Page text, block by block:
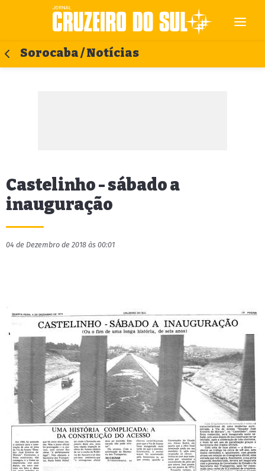
Sorocaba / Notícias
Castelinho - sábado a
inauguração
04 de Dezembro de 2018 às 00:01